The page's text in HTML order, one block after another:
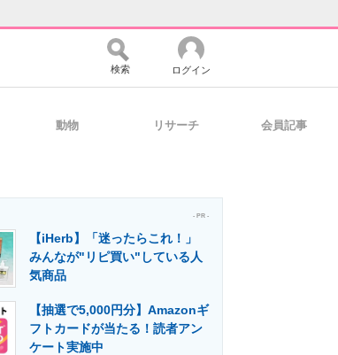
マーケ×ITの今がよく分かる
検索 ログイン
動物 リサーチ 会員記事
- PR -
【iHerb】「迷ったらこれ！」
みんなが"リピ買い"している人
気商品
【抽選で5,000円分】Amazonギ
フトカードが当たる！読者アン
ケート実施中